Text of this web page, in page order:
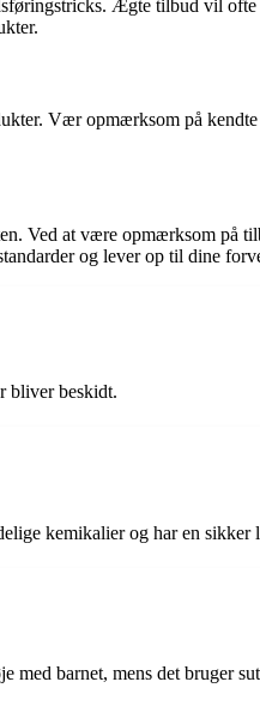
Ægte tilbud vil
Vær opmærksom på
Ved at være opmærksom på
og lever op til dine
bliver beskidt.
kemikalier og har en sikker
barnet, mens det bruger